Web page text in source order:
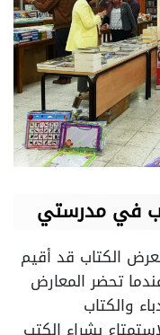
في مدرستي
الكتاب قد أقيم
تحضر المعارض
والكتاب
بشراء الكتب